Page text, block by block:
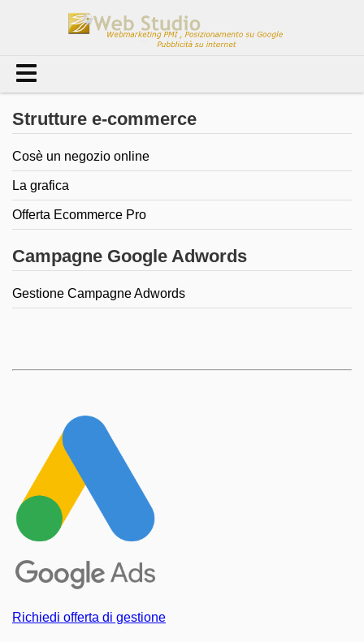
Strutture e-commerce
Cosè un negozio online
La grafica
Offerta Ecommerce Pro
Campagne Google Adwords
Gestione Campagne Adwords
Richiedi offerta di gestione